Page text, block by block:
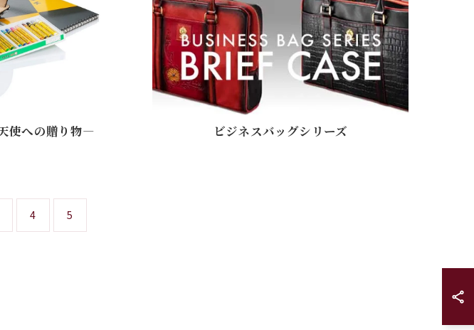
使への贈り物― ビジネスバッグシリーズ
4 5